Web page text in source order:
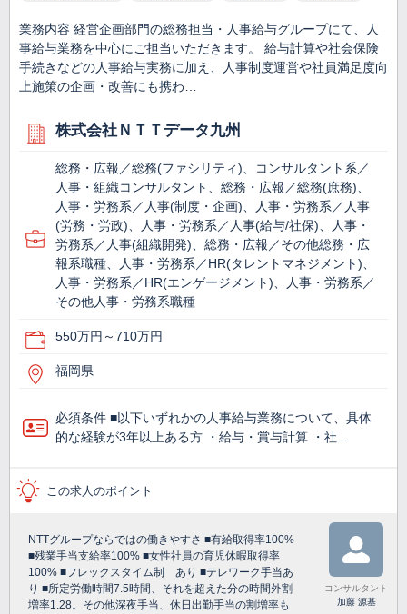
業務内容 経営企画部門の総務担当・人事給与グループにて、人
事給与業務を中心にご担当いただきます。 給与計算や社会保険
手続きなどの人事給与実務に加え、人事制度運営や社員満足度向
上施策の企画・改善にも携わ…
株式会社ＮＴＴデータ九州
総務・広報／総務(ファシリティ)、コンサルタント系／
人事・組織コンサルタント、総務・広報／総務(庶務)、
人事・労務系／人事(制度・企画)、人事・労務系／人事
(労務・労政)、人事・労務系／人事(給与/社保)、人事・
労務系／人事(組織開発)、総務・広報／その他総務・広
報系職種、人事・労務系／HR(タレントマネジメント)、
人事・労務系／HR(エンゲージメント)、人事・労務系／
その他人事・労務系職種
550万円～710万円
福岡県
必須条件 ■以下いずれかの人事給与業務について、具体
的な経験が3年以上ある方 ・給与・賞与計算 ・社…
この求人のポイント
NTTグループならではの働きやすさ ■有給取得率100%
■残業手当支給率100% ■女性社員の育児休暇取得率
100% ■フレックスタイム制 あり ■テレワーク手当あ
り ■所定労働時間7.5時間、それを超えた分の時間外割
増率1.28。その他深夜手当、休日出勤手当の割増率も
コンサルタント
加藤 源基